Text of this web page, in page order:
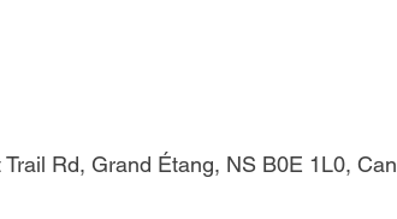
Rd, Grand Étang, NS B0E 1L0,